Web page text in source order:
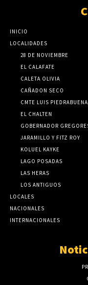
INICIO
LOCALIDADES
28 DE NOVIEMBRE
EL CALAFATE
CALETA OLIVIA
CAÑADON SECO
CMTE LUIS PIEDRABUENA
EL CHALTEN
GOBERNADOR
JARAMILLO Y FITZ ROY
KOLUEL KAYKE
LAGO POSADAS
LAS HERAS
LOS ANTIGUOS
LOCALES
NACIONALES
INTERNACIONALES